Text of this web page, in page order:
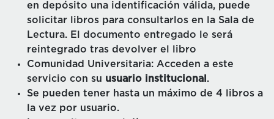
en depósito una identificación válida, puede
solicitar libros para consultarlos en la Sala de
Lectura. El documento entregado le será
reintegrado tras devolver el libro
Comunidad Universitaria: Acceden a este
servicio con su usuario institucional .
Se pueden tener hasta un máximo de 4 libros a
la vez por usuario.